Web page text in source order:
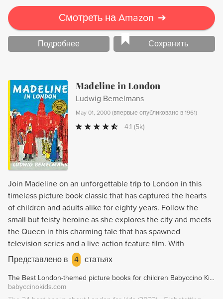
Смотреть на Amazon ➔
Подробнее Сохранить
Madeline in London
Ludwig Bemelmans
May 01, 2000 (впервые опубликовано в 1961)
4.1 (5k)
Join Madeline on an unforgettable trip to London in this
timeless picture book classic that has captured the hearts
of children and adults alike for eighty years. Follow the
small but feisty heroine as she explores the city and meets
the Queen in this charming tale that has spawned
television series and a live action feature film. With
stunningly beautiful and eccentric illustrations, this book
will delight readers young and old.
Представлено в 4 статьях
The Best London-themed picture books for children Babyccino Kids: Daily tips, Children's products, Craft ideas, Recipes & More
babyccinokids.com